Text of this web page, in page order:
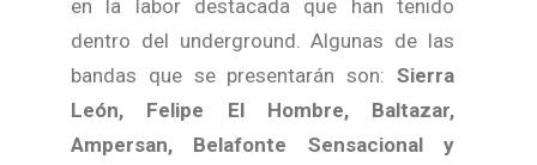
en la labor destacada que han tenido
dentro del underground. Algunas de las
bandas que se presentarán son: Sierra
León, Felipe El Hombre, Baltazar,
Ampersan, Belafonte Sensacional y